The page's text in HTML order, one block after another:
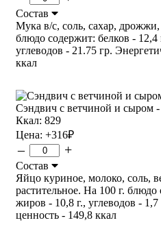
Состав
Мука в/с, соль, сахар,
блюдо содержит: белков - 12,4
углеводов - 21.75 гр.
ккал
Сэндвич с ветчиной и сыром
Ккал: 829
Цена: +316₽
– +
Состав
Яйцо куриное, молоко, соль,
растительное. На 100 г.
жиров - 10,8 г., углеводов -
ценность - 149,8 ккал